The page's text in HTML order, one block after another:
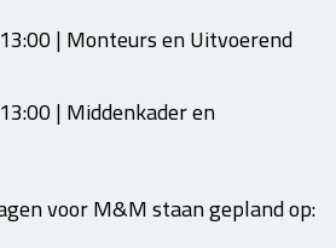
| Monteurs en Uitvoerend
| Middenkader en
voor M&M staan gepland op: